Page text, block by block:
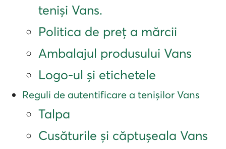
teniși Vans.
Politica de preț a mărcii
Ambalajul produsului Vans
Logo-ul și etichetele
Reguli de autentificare a tenișilor Vans
Talpa
Cusăturile și căptușeala Vans